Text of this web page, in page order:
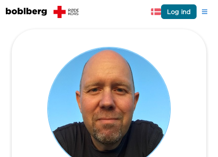
Log ind